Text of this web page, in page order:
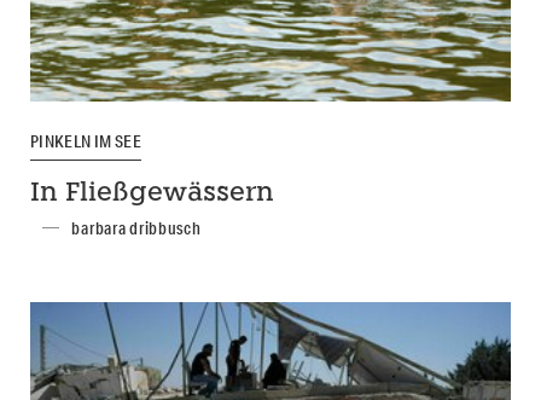
PINKELN IM SEE
In Fließgewässern
barbara dribbusch